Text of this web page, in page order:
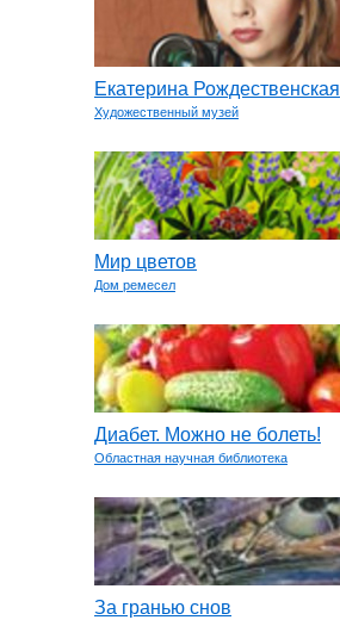
Екатерина Рождественская
Художественный музей
Мир цветов
Дом ремесел
Диабет. Можно не болеть!
Областная научная библиотека
За гранью снов